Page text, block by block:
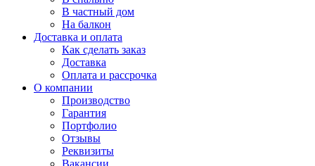
В частный дом
На балкон
Доставка и оплата
Как сделать заказ
Доставка
Оплата и рассрочка
О компании
Производство
Гарантия
Портфолио
Отзывы
Реквизиты
Вакансии